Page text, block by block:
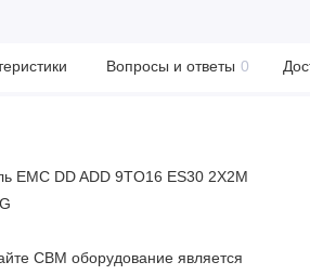
Вопросы и ответы 0
EMC DD ADD 9TO16 ES30 2X2M
CBM оборудование является